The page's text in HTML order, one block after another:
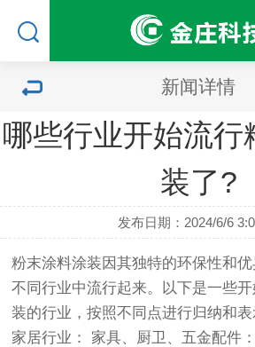
新闻详情
哪些行业开始流行
装了?
发布日期：2024/6/6
粉末涂料涂装因其独特的环保性和
不同行业中流行起来。以下是一些
装的行业，按照不同点进行归纳和表
家居行业： 家具、厨卫、五金配件